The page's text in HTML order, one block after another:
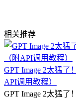
相关推荐
GPT Image 2太猛
API调用教程）
GPT Image 2太猛